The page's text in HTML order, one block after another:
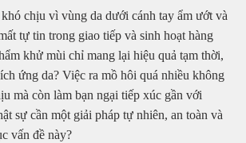
chịu vì vùng da dưới cánh tay ẩm ướt và
tự tin trong giao tiếp và sinh hoạt hàng
khử mùi chỉ mang lại hiệu quả tạm thời,
ứng da? Việc ra mồ hôi quá nhiều không
mà còn làm bạn ngại tiếp xúc gần với
sự cần một giải pháp tự nhiên, an toàn và
vấn đề này?